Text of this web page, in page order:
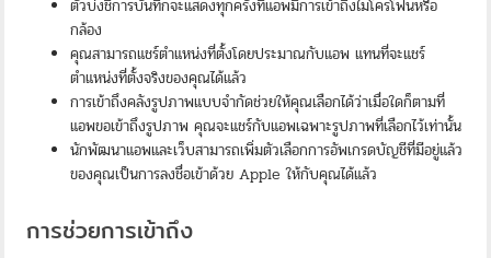
ตัวบ่งชี้การบันทึกจะแสดงทุกครั้งที่แอพมีการเข้าถึงไมโครโฟนหรือ
กล้อง
คุณสามารถแชร์ตำแหน่งที่ตั้งโดยประมาณกับแอพ แทนที่จะแชร์
ตำแหน่งที่ตั้งจริงของคุณได้แล้ว
การเข้าถึงคลังรูปภาพแบบจำกัดช่วยให้คุณเลือกได้ว่าเมื่อใดก็ตามที่
แอพขอเข้าถึงรูปภาพ คุณจะแชร์กับแอพเฉพาะรูปภาพที่เลือกไว้เท่านั้น
นักพัฒนาแอพและเว็บสามารถเพิ่มตัวเลือกการอัพเกรดบัญชีที่มีอยู่แล้ว
ของคุณเป็นการลงชื่อเข้าด้วย Apple ให้กับคุณได้แล้ว
การช่วยการเข้าถึง